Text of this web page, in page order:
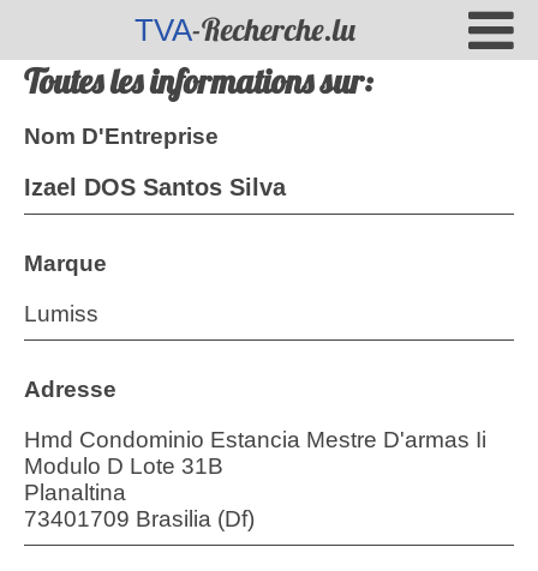
TVA-Recherche.lu
Toutes les informations sur:
Nom D'Entreprise
Izael DOS Santos Silva
Marque
Lumiss
Adresse
Hmd Condominio Estancia Mestre D'armas Ii
Modulo D Lote 31B
Planaltina
73401709 Brasilia (Df)